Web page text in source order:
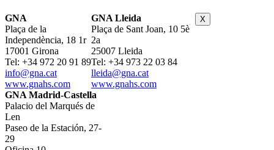
GNA
Plaça de la
Independència, 18 1r
17001 Girona
Tel: +34 972 20 91 89
info@gna.cat
www.gnahs.com
GNA Lleida
Plaça de Sant Joan, 10 5è
2a
25007 Lleida
Tel: +34 973 22 03 84
lleida@gna.cat
www.gnahs.com
GNA Madrid-Castella
Palacio del Marqués de
Len
Paseo de la Estación, 27-
29
X